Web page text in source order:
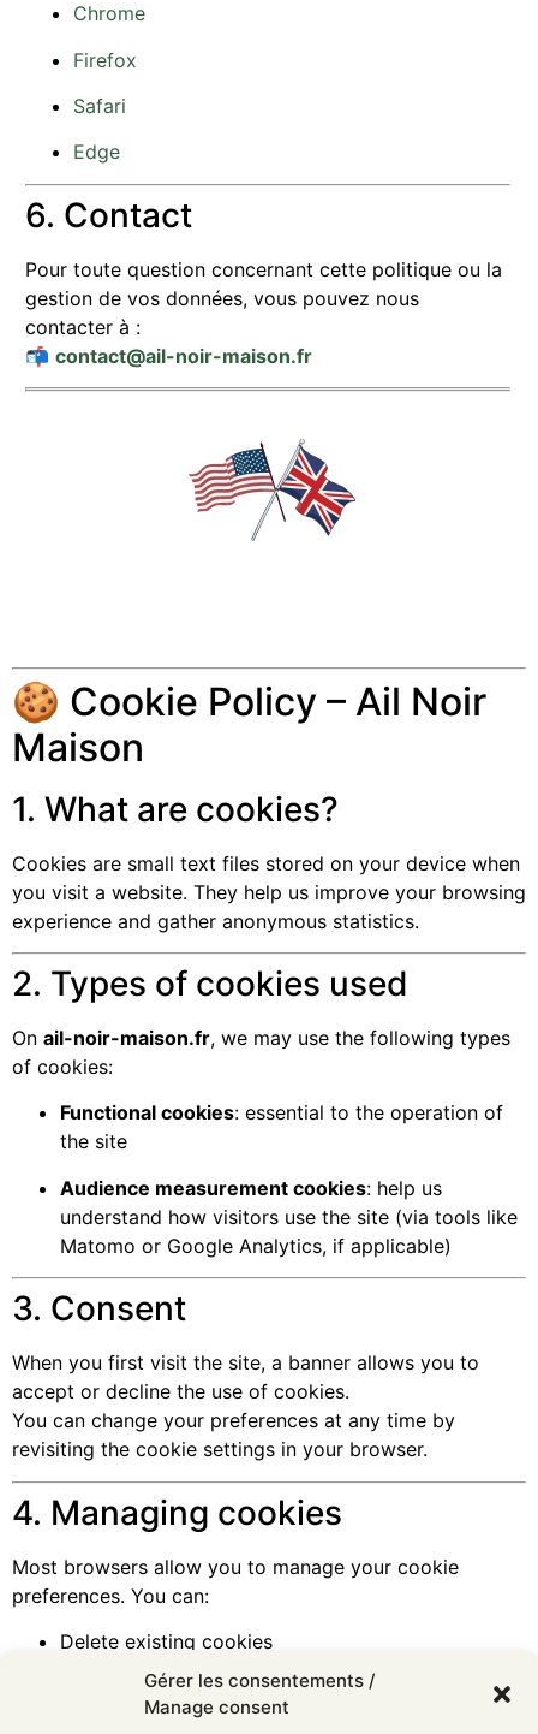
Gérer les consentements /
Manage consent
Chrome
Firefox
Safari
Edge
6. Contact
Pour toute question concernant cette politique ou la
gestion de vos données, vous pouvez nous
contacter à :
📬 contact@ail-noir-maison.fr
🍪 Cookie Policy – Ail Noir
Maison
1. What are cookies?
Cookies are small text files stored on your device when
you visit a website. They help us improve your browsing
experience and gather anonymous statistics.
2. Types of cookies used
On ail-noir-maison.fr, we may use the following types
of cookies:
Functional cookies: essential to the operation of
the site
Audience measurement cookies: help us
understand how visitors use the site (via tools like
Matomo or Google Analytics, if applicable)
3. Consent
When you first visit the site, a banner allows you to
accept or decline the use of cookies.
You can change your preferences at any time by
revisiting the cookie settings in your browser.
4. Managing cookies
Most browsers allow you to manage your cookie
preferences. You can:
Delete existing cookies
Block new cookies